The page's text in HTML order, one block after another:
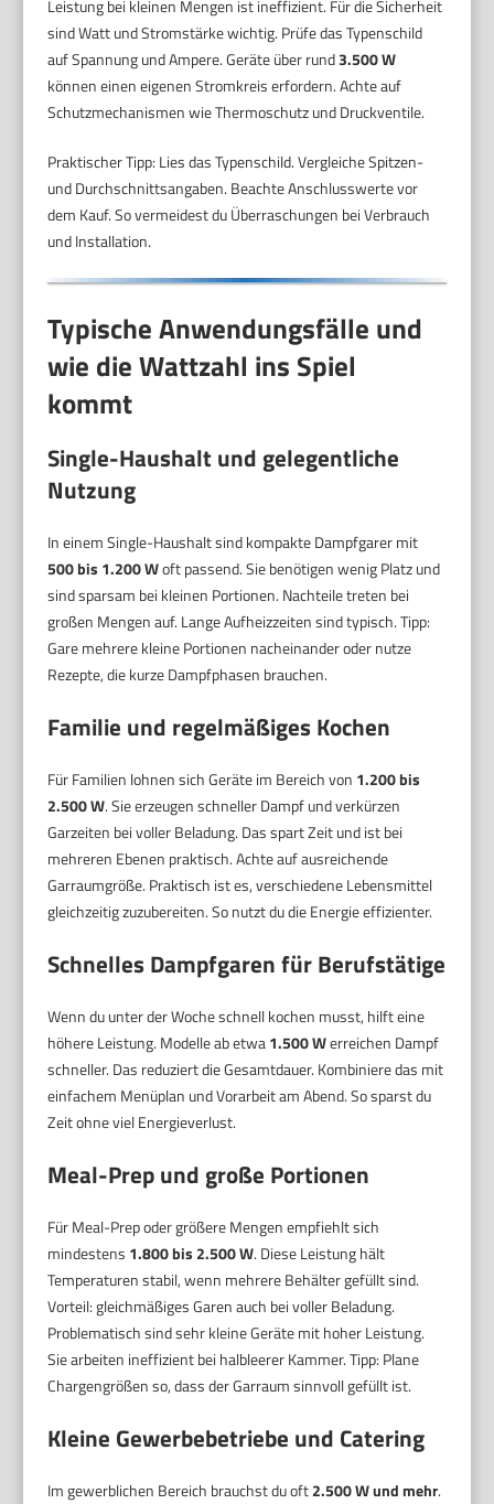
Leistung bei kleinen Mengen ist ineffizient. Für die Sicherheit
sind Watt und Stromstärke wichtig. Prüfe das Typenschild
auf Spannung und Ampere. Geräte über rund3.500 W
können einen eigenen Stromkreis erfordern. Achte auf
Schutzmechanismen wie Thermoschutz und Druckventile.
Praktischer Tipp: Lies das Typenschild. Vergleiche Spitzen-
und Durchschnittsangaben. Beachte Anschlusswerte vor
dem Kauf. So vermeidest du Überraschungen bei Verbrauch
und Installation.
Typische Anwendungsfälle und
wie die Wattzahl ins Spiel
kommt
Single-Haushalt und gelegentliche
Nutzung
In einem Single-Haushalt sind kompakte Dampfgarer mit
500 bis 1.200 Woft passend. Sie benötigen wenig Platz und
sind sparsam bei kleinen Portionen. Nachteile treten bei
großen Mengen auf. Lange Aufheizzeiten sind typisch. Tipp:
Gare mehrere kleine Portionen nacheinander oder nutze
Rezepte, die kurze Dampfphasen brauchen.
Familie und regelmäßiges Kochen
Für Familien lohnen sich Geräte im Bereich von 1.200 bis
2.500 W. Sie erzeugen schneller Dampf und verkürzen
Garzeiten bei voller Beladung. Das spart Zeit und ist bei
mehreren Ebenen praktisch. Achte auf ausreichende
Garraumgröße. Praktisch ist es, verschiedene Lebensmittel
gleichzeitig zuzubereiten. So nutzt du die Energie effizienter.
Schnelles Dampfgaren für Berufstätige
Wenn du unter der Woche schnell kochen musst, hilft eine
höhere Leistung. Modelle ab etwa1.500 Werreichen Dampf
schneller. Das reduziert die Gesamtdauer. Kombiniere das mit
einfachem Menüplan und Vorarbeit am Abend. So sparst du
Zeit ohne viel Energieverlust.
Meal-Prep und große Portionen
Für Meal-Prep oder größere Mengen empfiehlt sich
mindestens 1.800 bis 2.500 W. Diese Leistung hält
Temperaturen stabil, wenn mehrere Behälter gefüllt sind.
Vorteil: gleichmäßiges Garen auch bei voller Beladung.
Problematisch sind sehr kleine Geräte mit hoher Leistung.
Sie arbeiten ineffizient bei halbleerer Kammer. Tipp: Plane
Chargengrößen so, dass der Garraum sinnvoll gefüllt ist.
Kleine Gewerbebetriebe und Catering
Im gewerblichen Bereich brauchst du oft2.500 W und mehr.